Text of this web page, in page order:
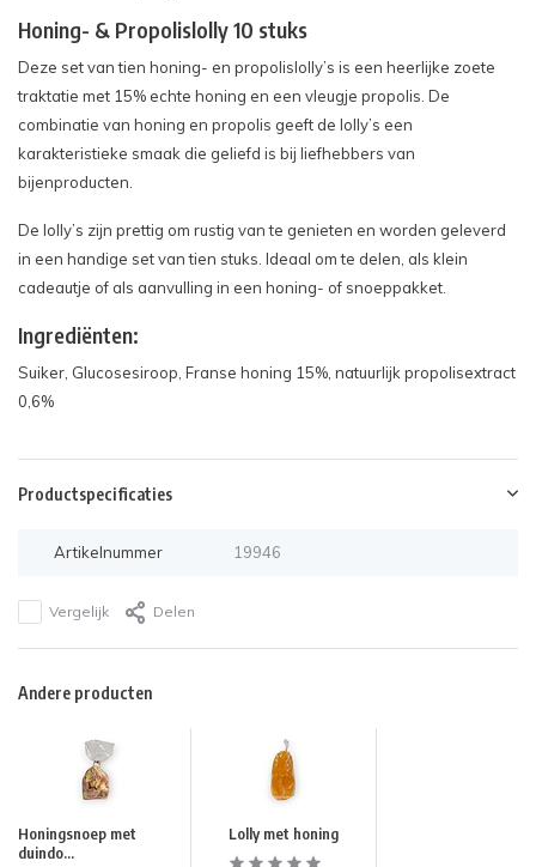
Honing- & Propolislolly 10 stuks
Deze set van tien honing- en propolislolly’s is een heerlijke zoete
traktatie met 15% echte honing en een vleugje propolis. De
combinatie van honing en propolis geeft de lolly’s een
karakteristieke smaak die geliefd is bij liefhebbers van
bijenproducten.
De lolly’s zijn prettig om rustig van te genieten en worden geleverd
in een handige set van tien stuks. Ideaal om te delen, als klein
cadeautje of als aanvulling in een honing- of snoeppakket.
Ingrediënten:
Suiker, Glucosesiroop, Franse honing 15%, natuurlijk propolisextract
0,6%
Productspecificaties
Artikelnummer 19946
Vergelijk Delen
Andere producten
Honingsnoep met
duindo...
Lolly met honing